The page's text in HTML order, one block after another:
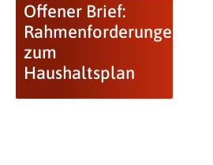
Offener Brief:
Rahmenforderungen
zum
Haushaltsplan